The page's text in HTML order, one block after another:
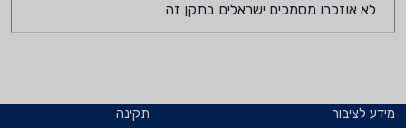
לא אוזכרו מסמכים ישראלים בתקן זה
מידע לציבור תקינה